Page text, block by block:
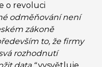
o revoluci
odměňování není
zákoně
to, že firmy
rozhodnutí